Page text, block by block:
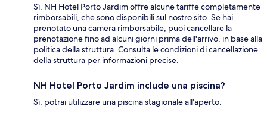
Sì, NH Hotel Porto Jardim offre alcune tariffe completamente
rimborsabili, che sono disponibili sul nostro sito. Se hai
prenotato una camera rimborsabile, puoi cancellare la
prenotazione fino ad alcuni giorni prima dell'arrivo, in base alla
politica della struttura. Consulta le condizioni di cancellazione
della struttura per informazioni precise.
NH Hotel Porto Jardim include una piscina?
Sì, potrai utilizzare una piscina stagionale all'aperto.